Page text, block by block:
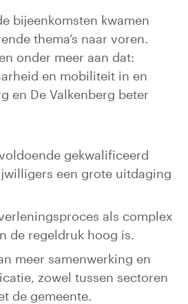
bijeenkomsten kwamen
thema’s naar voren.
onder meer aan dat:
en mobiliteit in en
en De Valkenberg beter
gekwalificeerd
een grote uitdaging
als complex
de regeldruk hoog is.
meer samenwerking en
zowel tussen sectoren
de gemeente.